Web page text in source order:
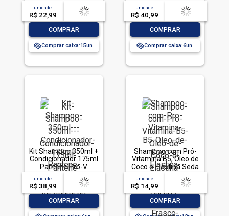
unidade
R$ 22,99
acima de
-- --,--un.
COMPRAR
Comprar caixa:15
unidade
R$ 40,99
acima de
-- --,--un.
COMPRAR
Comprar caixa:6
Kit Shampoo 350ml +
Condicionador 175ml
Pantene Pro-V
Restauração
unidade
R$ 38,99
acima de
-- --,--un.
COMPRAR
Shampoo com Pró-
Vitamina B5, Óleo de
Coco e Elastina Seda
Cachos Definidos
Frasco 325ml
unidade
R$ 14,99
acima de
-- --,--un.
COMPRAR